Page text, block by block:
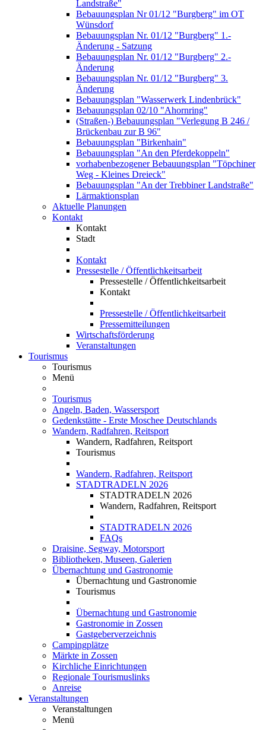
Landstraße"
Bebauungsplan Nr 01/12 "Burgberg" im OT
Wünsdorf
Bebauungsplan Nr. 01/12 "Burgberg" 1.-
Änderung - Satzung
Bebauungsplan Nr. 01/12 "Burgberg" 2.-
Änderung
Bebauungsplan Nr. 01/12 "Burgberg" 3.
Änderung
Bebauungsplan "Wasserwerk Lindenbrück"
Bebauungsplan 02/10 "Ahornring"
(Straßen-) Bebauungsplan "Verlegung B 246 /
Brückenbau zur B 96"
Bebauungsplan "Birkenhain"
Bebauungsplan "An den Pferdekoppeln"
vorhabenbezogener Bebauungsplan "Töpchiner
Weg - Kleines Dreieck"
Bebauungsplan "An der Trebbiner Landstraße"
Lärmaktionsplan
Aktuelle Planungen
Kontakt
Kontakt
Stadt
Kontakt
Pressestelle / Öffentlichkeitsarbeit
Pressestelle / Öffentlichkeitsarbeit
Kontakt
Pressestelle / Öffentlichkeitsarbeit
Pressemitteilungen
Wirtschaftsförderung
Veranstaltungen
Tourismus
Tourismus
Menü
Tourismus
Angeln, Baden, Wassersport
Gedenkstätte - Erste Moschee Deutschlands
Wandern, Radfahren, Reitsport
Wandern, Radfahren, Reitsport
Tourismus
Wandern, Radfahren, Reitsport
STADTRADELN 2026
STADTRADELN 2026
Wandern, Radfahren, Reitsport
STADTRADELN 2026
FAQs
Draisine, Segway, Motorsport
Bibliotheken, Museen, Galerien
Übernachtung und Gastronomie
Übernachtung und Gastronomie
Tourismus
Übernachtung und Gastronomie
Gastronomie in Zossen
Gastgeberverzeichnis
Campingplätze
Märkte in Zossen
Kirchliche Einrichtungen
Regionale Tourismuslinks
Anreise
Veranstaltungen
Veranstaltungen
Menü